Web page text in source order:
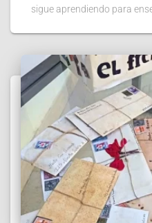
sigue aprendiendo para